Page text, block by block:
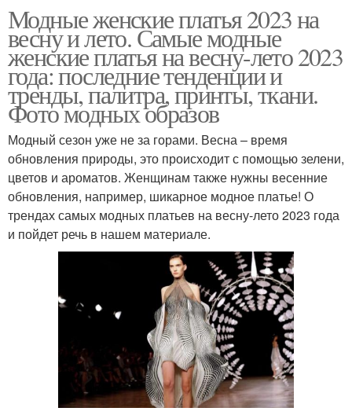
Модные женские платья 2023 на
весну и лето. Самые модные
женские платья на весну-лето 2023
года: последние тенденции и
тренды, палитра, принты, ткани.
Фото модных образов
Модный сезон уже не за горами. Весна – время
обновления природы, это происходит с помощью зелени,
цветов и ароматов. Женщинам также нужны весенние
обновления, например, шикарное модное платье! О
трендах самых модных платьев на весну-лето 2023 года
и пойдет речь в нашем материале.